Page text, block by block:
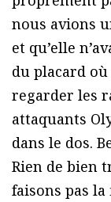
nous avions
et qu’elle
du placard
regarder les
attaquants
dans le dos.
Rien de bien
faisons pas la